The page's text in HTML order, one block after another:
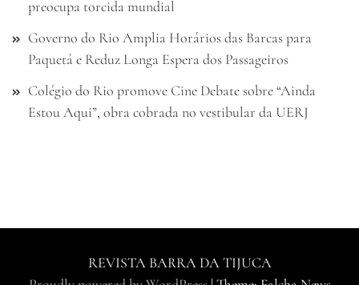
preocupa torcida mundial
Governo do Rio Amplia Horários das Barcas para
Paquetá e Reduz Longa Espera dos Passageiros
Colégio do Rio promove Cine Debate sobre “Ainda
Estou Aqui”, obra cobrada no vestibular da UERJ
REVISTA BARRA DA TIJUCA